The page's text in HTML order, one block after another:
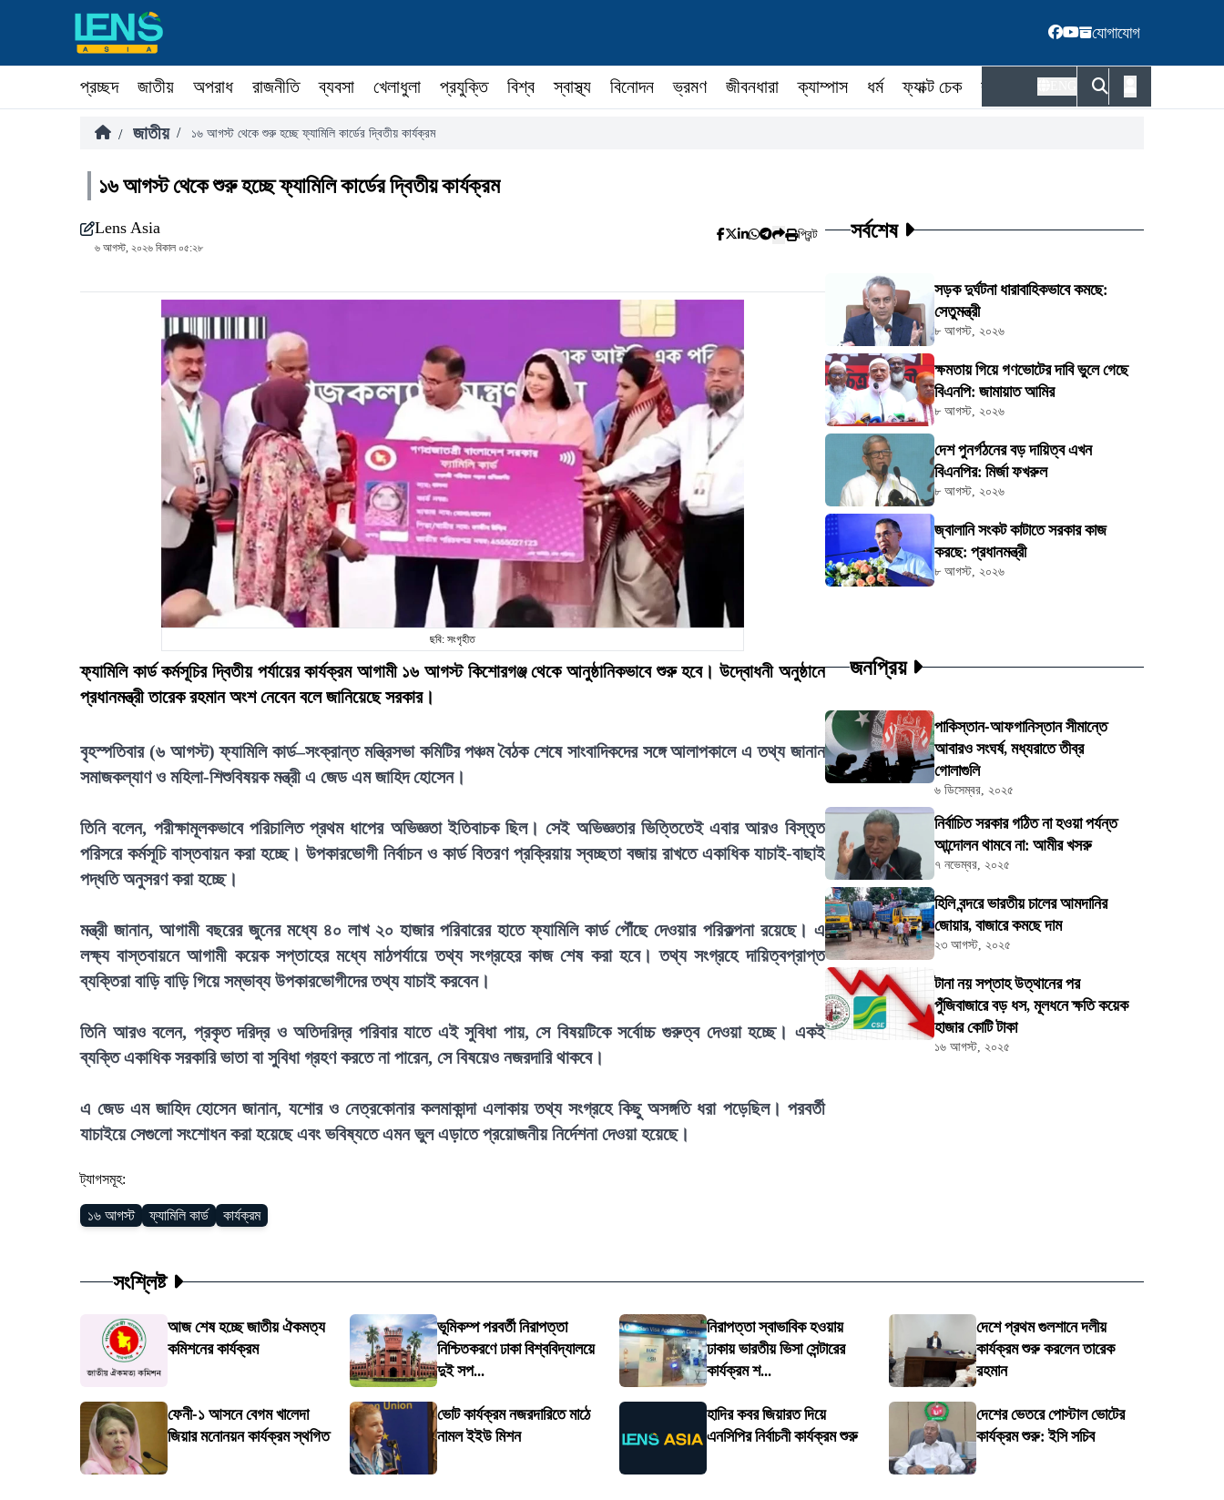
যোগাযোগ
প্রচ্ছদ জাতীয় অপরাধ রাজনীতি ব্যবসা খেলাধুলা প্রযুক্তি বিশ্ব স্বাস্থ্য বিনোদন ভ্রমণ জীবনধারা ক্যাম্পাস ধর্ম ফ্যাক্ট চেক কর্মকর্তা
/ জাতীয় / ১৬ আগস্ট থেকে শুরু হচ্ছে ফ্যামিলি কার্ডের দ্বিতীয় কার্যক্রম
১৬ আগস্ট থেকে শুরু হচ্ছে ফ্যামিলি কার্ডের দ্বিতীয় কার্যক্রম
Lens Asia
৬ আগস্ট, ২০২৬ বিকাল ০৫:২৮
প্রিন্ট
ছবি: সংগৃহীত
ফ্যামিলি কার্ড কর্মসূচির দ্বিতীয় পর্যায়ের কার্যক্রম আগামী ১৬ আগস্ট কিশোরগঞ্জ থেকে আনুষ্ঠানিকভাবে শুরু হবে। উদ্বোধনী অনুষ্ঠানে
প্রধানমন্ত্রী তারেক রহমান অংশ নেবেন বলে জানিয়েছে সরকার।
বৃহস্পতিবার (৬ আগস্ট) ফ্যামিলি কার্ড–সংক্রান্ত মন্ত্রিসভা কমিটির পঞ্চম বৈঠক শেষে সাংবাদিকদের সঙ্গে আলাপকালে এ তথ্য জানান
সমাজকল্যাণ ও মহিলা-শিশুবিষয়ক মন্ত্রী এ জেড এম জাহিদ হোসেন।
তিনি বলেন, পরীক্ষামূলকভাবে পরিচালিত প্রথম ধাপের অভিজ্ঞতা ইতিবাচক ছিল। সেই অভিজ্ঞতার ভিত্তিতেই এবার আরও বিস্তৃত
পরিসরে কর্মসূচি বাস্তবায়ন করা হচ্ছে। উপকারভোগী নির্বাচন ও কার্ড বিতরণ প্রক্রিয়ায় স্বচ্ছতা বজায় রাখতে একাধিক যাচাই-বাছাই
পদ্ধতি অনুসরণ করা হচ্ছে।
মন্ত্রী জানান, আগামী বছরের জুনের মধ্যে ৪০ লাখ ২০ হাজার পরিবারের হাতে ফ্যামিলি কার্ড পৌঁছে দেওয়ার পরিকল্পনা রয়েছে। এ
লক্ষ্য বাস্তবায়নে আগামী কয়েক সপ্তাহের মধ্যে মাঠপর্যায়ে তথ্য সংগ্রহের কাজ শেষ করা হবে। তথ্য সংগ্রহে দায়িত্বপ্রাপ্ত
ব্যক্তিরা বাড়ি বাড়ি গিয়ে সম্ভাব্য উপকারভোগীদের তথ্য যাচাই করবেন।
তিনি আরও বলেন, প্রকৃত দরিদ্র ও অতিদরিদ্র পরিবার যাতে এই সুবিধা পায়, সে বিষয়টিকে সর্বোচ্চ গুরুত্ব দেওয়া হচ্ছে। একই
ব্যক্তি একাধিক সরকারি ভাতা বা সুবিধা গ্রহণ করতে না পারেন, সে বিষয়েও নজরদারি থাকবে।
এ জেড এম জাহিদ হোসেন জানান, যশোর ও নেত্রকোনার কলমাকান্দা এলাকায় তথ্য সংগ্রহে কিছু অসঙ্গতি ধরা পড়েছিল। পরবর্তী
যাচাইয়ে সেগুলো সংশোধন করা হয়েছে এবং ভবিষ্যতে এমন ভুল এড়াতে প্রয়োজনীয় নির্দেশনা দেওয়া হয়েছে।
ট্যাগসমূহ:
১৬ আগস্ট ফ্যামিলি কার্ড কার্যক্রম
সর্বশেষ
সড়ক দুর্ঘটনা ধারাবাহিকভাবে কমছে:
সেতুমন্ত্রী
৮ আগস্ট, ২০২৬
ক্ষমতায় গিয়ে গণভোটের দাবি ভুলে গেছে
বিএনপি: জামায়াত আমির
৮ আগস্ট, ২০২৬
দেশ পুনর্গঠনের বড় দায়িত্ব এখন
বিএনপির: মির্জা ফখরুল
৮ আগস্ট, ২০২৬
জ্বালানি সংকট কাটাতে সরকার কাজ
করছে: প্রধানমন্ত্রী
৮ আগস্ট, ২০২৬
জনপ্রিয়
পাকিস্তান-আফগানিস্তান সীমান্তে
আবারও সংঘর্ষ, মধ্যরাতে তীব্র
গোলাগুলি
৬ ডিসেম্বর, ২০২৫
নির্বাচিত সরকার গঠিত না হওয়া পর্যন্ত
আন্দোলন থামবে না: আমীর খসরু
৭ নভেম্বর, ২০২৫
হিলি বন্দরে ভারতীয় চালের আমদানির
জোয়ার, বাজারে কমছে দাম
২৩ আগস্ট, ২০২৫
টানা নয় সপ্তাহ উত্থানের পর
পুঁজিবাজারে বড় ধস, মূলধনে ক্ষতি কয়েক
হাজার কোটি টাকা
১৬ আগস্ট, ২০২৫
সংশ্লিষ্ট
আজ শেষ হচ্ছে জাতীয় ঐকমত্য
কমিশনের কার্যক্রম
ভূমিকম্প পরবর্তী নিরাপত্তা
নিশ্চিতকরণে ঢাকা বিশ্ববিদ্যালয়ে
দুই সপ...
নিরাপত্তা স্বাভাবিক হওয়ায়
ঢাকায় ভারতীয় ভিসা সেন্টারের
কার্যক্রম শ...
দেশে প্রথম গুলশানে দলীয়
কার্যক্রম শুরু করলেন তারেক
রহমান
ফেনী-১ আসনে বেগম খালেদা
জিয়ার মনোনয়ন কার্যক্রম স্থগিত
ভোট কার্যক্রম নজরদারিতে মাঠে
নামল ইইউ মিশন
হাদির কবর জিয়ারত দিয়ে
এনসিপির নির্বাচনী কার্যক্রম শুরু
দেশের ভেতরে পোস্টাল ভোটের
কার্যক্রম শুরু: ইসি সচিব